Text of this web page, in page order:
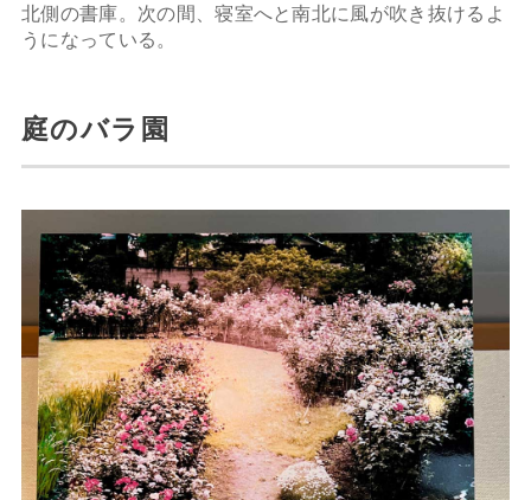
北側の書庫。次の間、寝室へと南北に風が吹き抜けるよ
うになっている。
庭のバラ園